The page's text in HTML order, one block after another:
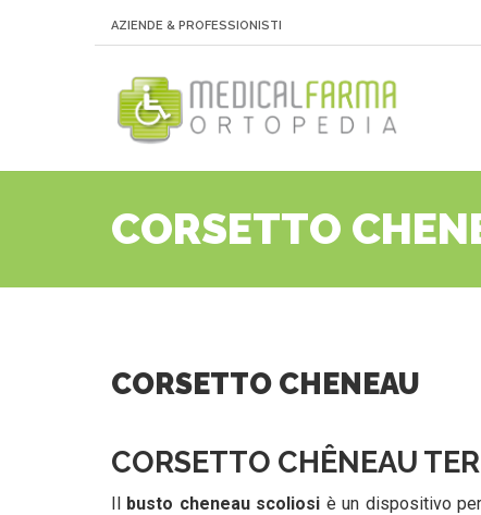
AZIENDE & PROFESSIONISTI
CORSETTO
CORSETTO CHENEAU
CORSETTO CHÊNEAU
Il busto cheneau scoliosi è un dispositivo